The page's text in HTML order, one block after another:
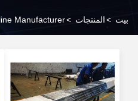
بيت >المنتجات >